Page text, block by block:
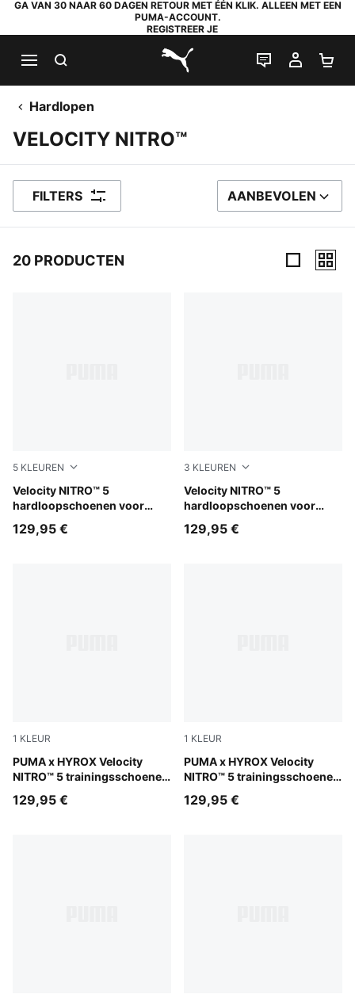
GA VAN 30 NAAR 60 DAGEN RETOUR MET ÉÉN KLIK. ALLEEN MET EEN
PUMA-ACCOUNT.
REGISTREER JE
PUMA.com
LIVE CHAT
MIJN
Hardlopen
VELOCITY NITRO™
FILTERS SORTEER OP
AANBEVOLEN
20 PRODUCTEN
5 KLEUREN
Velocity NITRO™ 5
hardloopschoenen voor
PUMA White-Ultra Red
129,95 €
3 KLEUREN
Velocity NITRO™ 5
hardloopschoenen voor
Light Lavender-Inky Depths
129,95 €
1 KLEUR
PUMA x HYROX Velocity
NITRO™ 5 trainingsschoenen
Intense Mint-Light Lavender
129,95 €
1 KLEUR
PUMA x HYROX Velocity
NITRO™ 5 trainingsschoenen
Intense Mint-Light Lavender
129,95 €